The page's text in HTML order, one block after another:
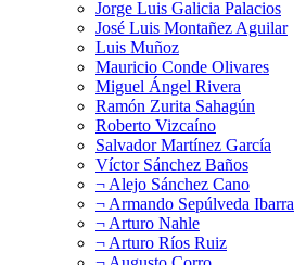
Jorge Luis Galicia Palacios
José Luis Montañez Aguilar
Luis Muñoz
Mauricio Conde Olivares
Miguel Ángel Rivera
Ramón Zurita Sahagún
Roberto Vizcaíno
Salvador Martínez García
Víctor Sánchez Baños
¬ Alejo Sánchez Cano
¬ Armando Sepúlveda Ibarra
¬ Arturo Nahle
¬ Arturo Ríos Ruiz